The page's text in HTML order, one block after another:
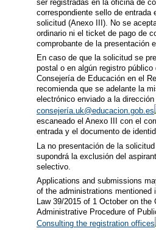
ser registradas en la oficina de
correspondiente sello de entrada
solicitud (Anexo III). No se
ordinario ni el ticket de pago de
comprobante de la presentación
En caso de que la solicitud se
postal o en algún registro público
Consejería de Educación en el
recomienda que se adelante la
electrónico enviado a la dirección
consejería.uk@educacion.gob.es
escaneado el Anexo III con el
entrada y el documento de
La no presentación de la
supondrá la exclusión del
selectivo.
Applications and submissions
of the administrations mentioned
Law 39/2015 of 1 October on the
Administrative Procedure of
Consulting the registration offices